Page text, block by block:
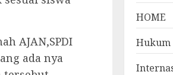
AJAN,SPDI
ada nya
HOME
Hukum